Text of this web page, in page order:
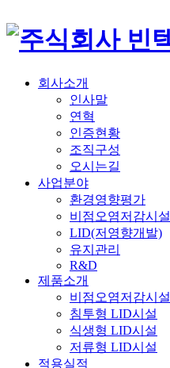
회사소개
인사말
연혁
인증현황
조직구성
오시는길
사업분야
환경영향평가
비점오염저감시설
LID(저영향개발)
유지관리
R&D
제품소개
비점오염저감시설
침투형 LID시설
식생형 LID시설
저류형 LID시설
적용실적